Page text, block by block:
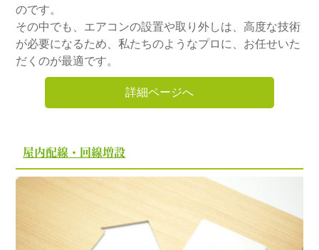
のです。
その中でも、エアコンの設置や取り外しは、高度な技術
が必要になるため、私たちのようなプロに、お任せいた
だくのが最適です。
詳細ページへ
屋内配線・回線増設